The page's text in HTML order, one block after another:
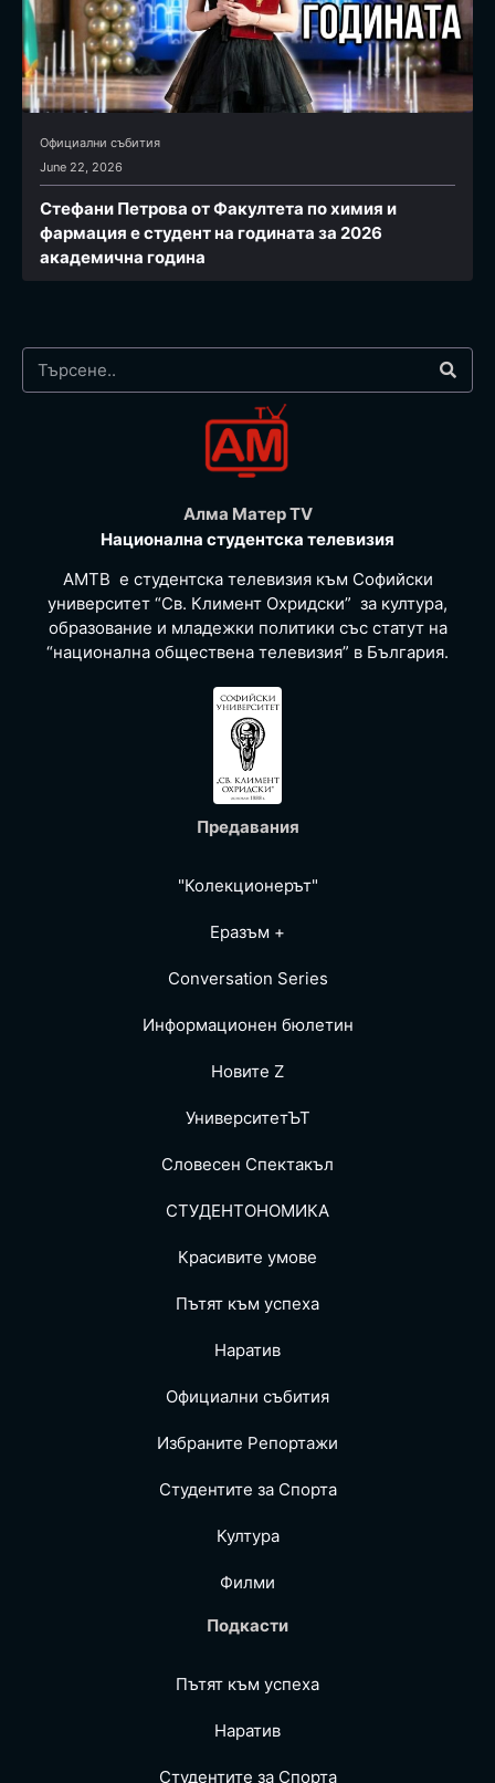
Официални събития
June 22, 2026
Стефани Петрова от Факултета по химия и
фармация e студент на годината за 2026
академична година
Алма Матер TV
Национална студентска телевизия
АМТВ е студентска телевизия към Софийски
университет “Св. Климент Охридски” за култура,
образование и младежки политики със статут на
“национална обществена телевизия” в България.
Предавания
"Колекционерът"
Еразъм +
Conversation Series
Информационен бюлетин
Новите Z
УниверситетЪТ
Словесен Спектакъл
СТУДЕНТОНОМИКА
Красивите умове
Пътят към успеха
Наратив
Официални събития
Избраните Репoртажи
Студентите за Спортa
Култура
Филми
Подкасти
Пътят към успеха
Наратив
Студентите за Спортa